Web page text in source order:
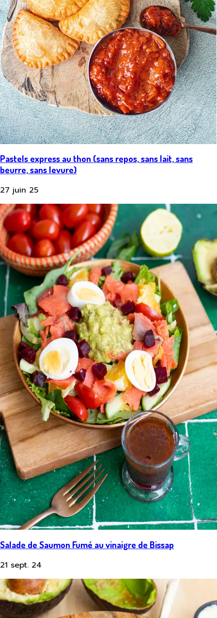
Pastels express au thon (sans repos, sans lait, sans
beurre, sans levure)
27 juin 25
Salade de Saumon Fumé au vinaigre de Bissap
21 sept. 24